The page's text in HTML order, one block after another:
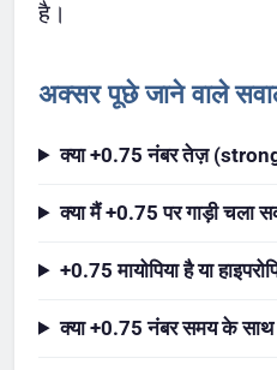
है।
अक्सर पूछे जाने वाले
क्या +0.75 नंबर तेज़
क्या मैं +0.75 पर गाड़ी चला
+0.75 मायोपिया है या
क्या +0.75 नंबर समय के साथ